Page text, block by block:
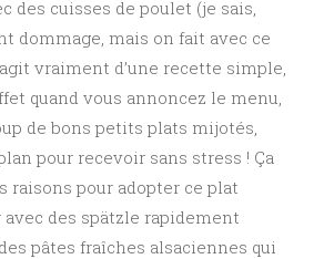
des cuisses de poulet (je sais,
dommage, mais on fait avec ce
vraiment d’une recette simple,
quand vous annoncez le menu,
de bons petits plats mijotés,
pour recevoir sans stress ! Ça
raisons pour adopter ce plat
des spätzle rapidement
pâtes fraîches alsaciennes qui